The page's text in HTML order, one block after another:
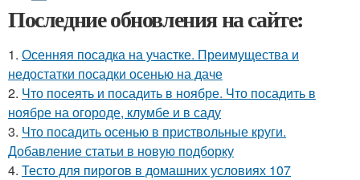
Последние обновления на сайте:
1. Осенняя посадка на участке. Преимущества и
недостатки посадки осенью на даче
2. Что посеять и посадить в ноябре. Что посадить в
ноябре на огороде, клумбе и в саду
3. Что посадить осенью в приствольные круги.
Добавление статьи в новую подборку
4. Тесто для пирогов в домашних условиях 107